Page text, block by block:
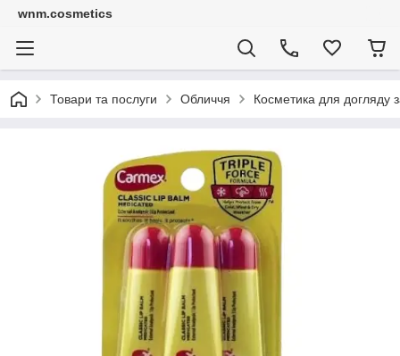
wnm.cosmetics
Товари та послуги Обличчя Косметика для догляду